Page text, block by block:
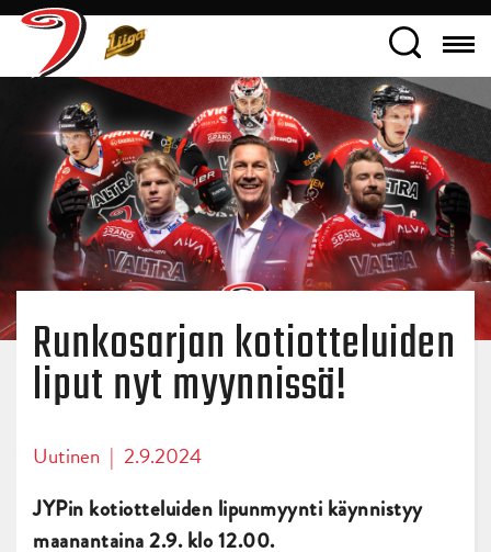
Runkosarjan kotiotteluiden
liput nyt myynnissä!
Uutinen | 2.9.2024
JYPin kotiotteluiden lipunmyynti käynnistyy
maanantaina 2.9. klo 12.00.